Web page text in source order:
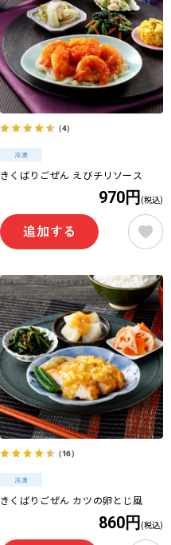
（4）
きくばりごぜん えびチリソース
970円 (税込)
（16）
きくばりごぜん カツの卵とじ風
860円 (税込)